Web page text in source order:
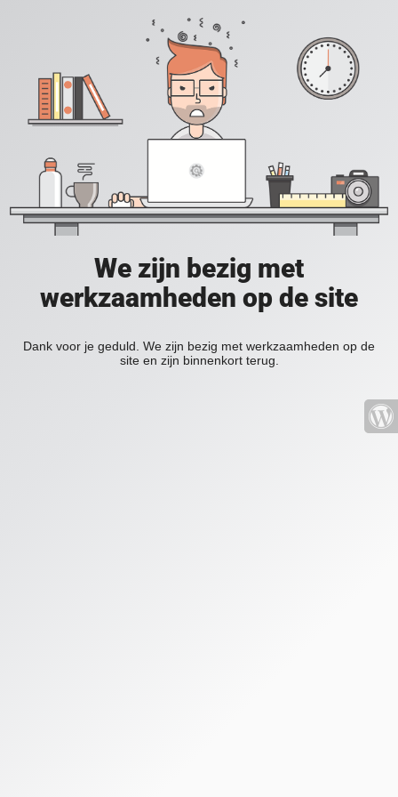
We zijn bezig met
werkzaamheden op de site
Dank voor je geduld. We zijn bezig met werkzaamheden op de
site en zijn binnenkort terug.